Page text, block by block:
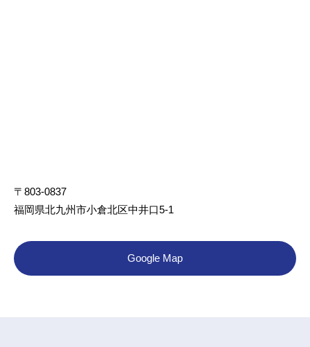
〒803-0837
福岡県北九州市小倉北区中井口5-1
Google Map